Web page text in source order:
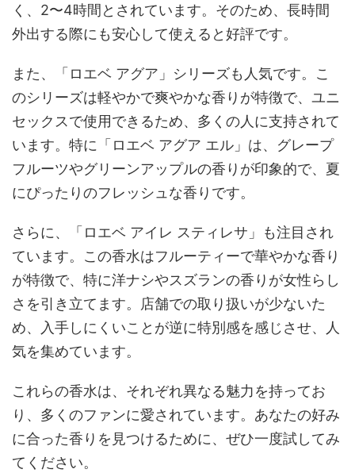
く、2〜4時間とされています。そのため、長時間
外出する際にも安心して使えると好評です。
また、「ロエベ アグア」シリーズも人気です。こ
のシリーズは軽やかで爽やかな香りが特徴で、ユニ
セックスで使用できるため、多くの人に支持されて
います。特に「ロエベ アグア エル」は、グレープ
フルーツやグリーンアップルの香りが印象的で、夏
にぴったりのフレッシュな香りです。
さらに、「ロエベ アイレ スティレサ」も注目され
ています。この香水はフルーティーで華やかな香り
が特徴で、特に洋ナシやスズランの香りが女性らし
さを引き立てます。店舗での取り扱いが少ないた
め、入手しにくいことが逆に特別感を感じさせ、人
気を集めています。
これらの香水は、それぞれ異なる魅力を持ってお
り、多くのファンに愛されています。あなたの好み
に合った香りを見つけるために、ぜひ一度試してみ
てください。